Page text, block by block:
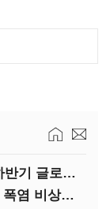
티빙·콘텐츠 IP 키운다…CJ ENM, 하반기 글로벌 확장 가속
작업자·통신망 이중 관리…통신3사, 폭염 비상대응 돌입